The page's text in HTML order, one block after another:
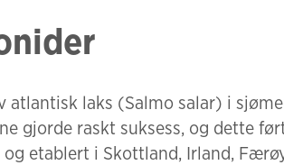
atlantisk laks (Salmo salar) i
gjorde raskt suksess, og dette
etablert i Skottland, Irland,